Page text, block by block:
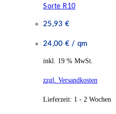
Sorte R10
25,93 €
24,00 € /qm
inkl. 19 % MwSt.
zzgl. Versandkosten
Lieferzeit: 1 - 2 Wochen